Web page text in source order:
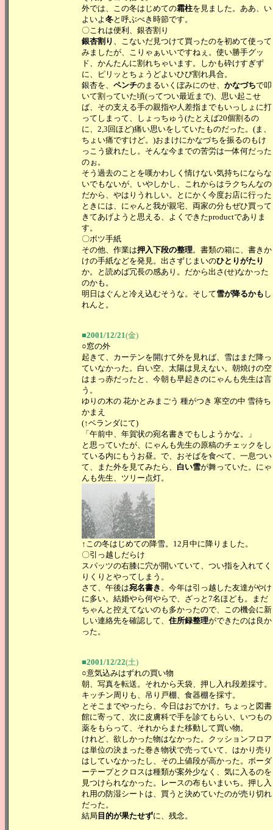
外では、この冬はじめての霜柱を見ました。ああ、い
よいよ 冬と呼ぶべき時節です。
〇これは便利、銀杏割り
銀杏割り 、こないだ見つけて買ったのを初めて使って
みましたが、こりゃぁいいですねぇ。使い勝手グッ
ド、かんたんに割れちゃいます。しかも砕けすぎず
に、ピリッとちょうどよいひび割れ具合。
銀杏を、 ペンチのまるいくぼみにのせ、 かなづちで叩
いて割っていた頃(ってつい最近まで)、思い起こせ
ば、その支える手の親指や人差指までもいっしょに打
ってしまって、しょっちゅう(たとえば20個割るの
に、2,3回ほど)痛い思いをしていたものだった。(ま、
ちょい痛ですけど。)おまけにかなづちを振るのもけ
っこう疲れたし。そんな今までの苦労は一体何だった
のぉ。
そう過去のことを嘆かわしく情けない気持ちにならな
いでもないが、いやしかし、これからはラクちんなの
だから、やはりうれしい。とにかく今度お店に行った
ときには、にゃんと我が親宅、両家の分もぜひ買って
きてあげようと思える、よくできたproductでありま
す。
〇ボツ手紙
その他、作業は押入下段の整理。書類の箱に、書きか
けの手紙などを発見。出さずじまいのひとりがたり
か。と読めば冗長の感あり。だから出さ(せ)なかった
のかも。
明日はぐんと冷え込むそうな。そして雪が降るかも し
れんと。
■2001/12/21(金)
○窓の外
起きて、カーテンを開けて外を見れば、雪はまだ降っ
ていなかった。白い空、太陽は見えない。朝焼けの空
はまっ赤だったと、今朝も早起きのにゃんも先生は言
う。
ゆりの木の 花かとみまごう 種がつき 寒空の中 雪待ち
かまえ
(↑ベランダにて)
「午前中、年賀状の宛名書きでもしようかな。」
と思っていたが、にゃんも先生の原稿のチェックをし
ている内にもうお昼。で、おそばを食べて、一息つい
て、また外を見てみたら、 白い雪が舞っていた。にゃ
んも先生、ツリー点灯。
↑この冬はじめての降雪。12月中に降りました。
〇引っ越しだらけ
スパッツの右膝に穴が開いていて、つい指を入れてく
りくりとやってしまう。
さて、午後は宛名書き 。今年は引っ越した友達がやけ
に多い。結婚やら何やらで、ざっと7名ほども。まだ
ちゃんと控えてないのも多かったので、この機会に新
しい連絡先を確認して、 住所録整理ができたのは良か
った。
■2001/12/22(土)
○意気込みはずれの買い物
朝、写真を転送。それから天袋、押し入れ段差採寸。
キッチン周りも、吊り戸棚、食器棚を採寸。
とそこまでやったら、今日はおでかけ。ちょっと図書
館に寄って、次に皮膚科で手を診てもらい、いつもの
薬をもらって、それからまた移動して買い物。
けれど、欲しかった物はなかった。クッションフロア
は単位の決まった巻き物状で売っていて、はかり売り
はしていなかったし、その上値段が高かった。ボーダ
ーテープとクロスは種類が案外少なく、気に入るのを
見つけられなかった。レースの布もいまいち。押し入
れ用の防湿シートは、買うと決めていたのが売り切れ
だった。
結局 目的が果たせずに、残念。